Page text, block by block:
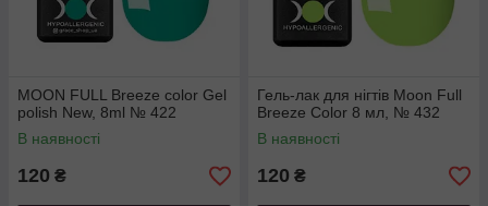
MOON FULL Breeze color Gel
polish New, 8ml № 422
В наявності
120 ₴
Гель-лак для нігтів Moon Full
Breeze Color 8 мл, № 432
В наявності
120 ₴